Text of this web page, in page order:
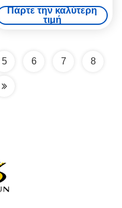
καύσης 30% γυάλινη χάντρα
θερμοπλαστική χρώμα
σήμανσης δρόμου
Πάρτε την καλύτερη
τιμή
5 6 7 8